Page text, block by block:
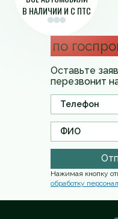
по
Оставьте
перезвонит
Нажимая кнопку
обработку
В НАЛИЧИИ И С ПТС